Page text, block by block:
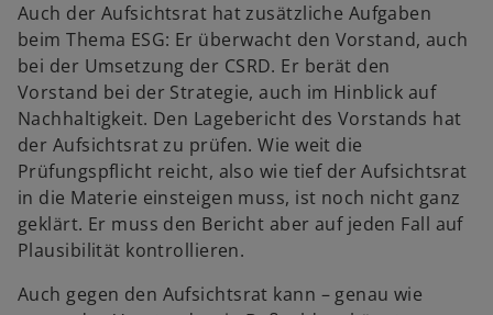
Auch der Aufsichtsrat hat zusätzliche Aufgaben
beim Thema ESG: Er überwacht den Vorstand, auch
bei der Umsetzung der CSRD. Er berät den
Vorstand bei der Strategie, auch im Hinblick auf
Nachhaltigkeit. Den Lagebericht des Vorstands hat
der Aufsichtsrat zu prüfen. Wie weit die
Prüfungspflicht reicht, also wie tief der Aufsichtsrat
in die Materie einsteigen muss, ist noch nicht ganz
geklärt. Er muss den Bericht aber auf jeden Fall auf
Plausibilität kontrollieren.
Auch gegen den Aufsichtsrat kann – genau wie